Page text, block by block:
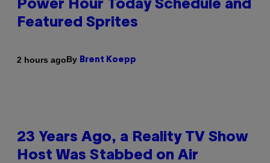
Power Hour Today Schedule and
Featured Sprites
2 hours agoBy Brent Koepp
23 Years Ago, a Reality TV Show
Host Was Stabbed on Air